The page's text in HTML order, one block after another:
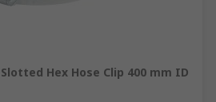
Hex Hose Clip 400 mm ID